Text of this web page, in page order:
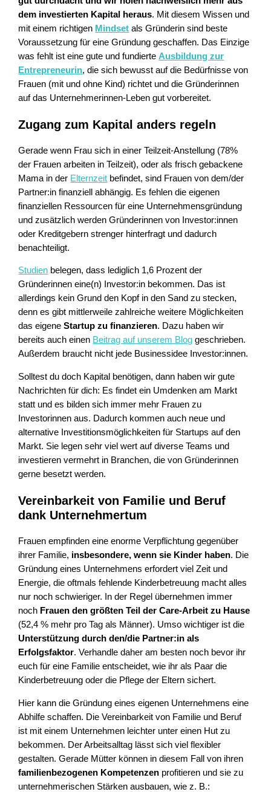
dem investierten Kapital heraus. Mit diesem Wissen und
mit einem richtigen Mindset als Gründerin sind beste
Voraussetzung für eine Gründung geschaffen. Das Einzige
was fehlt ist eine gute und fundierteAusbildung zur
Entrepreneurin, die sich bewusst auf die Bedürfnisse von
Frauen (mit und ohne Kind) richtet und die Gründerinnen
auf das Unternehmerinnen-Leben gut vorbereitet.
Zugang zum Kapital anders regeln
Gerade wenn Frau sich in einer Teilzeit-Anstellung (78%
der Frauen arbeiten in Teilzeit), oder als frisch gebackene
Mama in der Elternzeit befindet, sind Frauen von dem/der
Partner:in finanziell abhängig. Es fehlen die eigenen
finanziellen Ressourcen für eine Unternehmensgründung
und zusätzlich werden Gründerinnen von Investor:innen
oder Kreditgebern strenger hinterfragt und dadurch
benachteiligt.
Studien belegen, dass lediglich 1,6 Prozent der
Gründerinnen eine(n) Investor:in bekommen. Das ist
allerdings kein Grund den Kopf in den Sand zu stecken,
denn es gibt mittlerweile zahlreiche weitere Möglichkeiten
das eigeneStartup zu finanzieren. Dazu haben wir
bereits auch einen Beitrag auf unserem Blog geschrieben.
Außerdem braucht nicht jede Businessidee Investor:innen.
Solltest du doch Kapital benötigen, dann haben wir gute
Nachrichten für dich: Es findet ein Umdenken am Markt
statt und es bilden sich immer mehr Frauen zu
Investorinnen aus. Dadurch kommen auch neue und
alternative Investitionsmöglichkeiten für Startups auf den
Markt. Sie legen sehr viel wert auf diverse Teams und
investieren vermehrt in Branchen, die von Gründerinnen
gerne besetzt werden.
Vereinbarkeit von Familie und Beruf
dank Unternehmertum
Frauen empfinden eine enorme Verpflichtung gegenüber
ihrer Familie, insbesondere, wenn sie Kinder haben. Die
Gründung eines Unternehmens erfordert viel Zeit und
Energie, die oftmals fehlende Kinderbetreuung macht alles
nur noch schwieriger. In der Regel übernehmen immer
noch Frauen den größten Teil der Care-Arbeit zu Hause
(52,4 % mehr pro Tag als Männer). Umso wichtiger ist die
Unterstützung durch den/die Partner:in als
Erfolgsfaktor. Verhandle daher am besten noch bevor ihr
euch für eine Familie entscheidet, wie ihr als Paar die
Kinderbetreuung oder die Pflege der Eltern sichert.
Hier kann die Gründung eines eigenen Unternehmens eine
Abhilfe schaffen. Die Vereinbarkeit von Familie und Beruf
ist mit einem Unternehmen leichter unter einen Hut zu
bekommen. Der Arbeitsalltag lässt sich viel flexibler
gestalten. Gerade Mütter können in diesem Fall von ihren
familienbezogenen Kompetenzen profitieren und sie zu
unternehmerischen Stärken ausbauen, wie z. B.: